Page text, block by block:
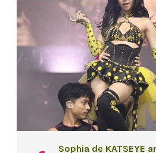
Sophia de KATSEYE